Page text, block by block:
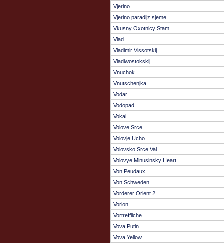
Vjerino
Vjerino paradijz sjeme
Vkusny Oxotnicy Stam
Vlad
Vladimir Vissotskij
Vladiwostokskij
Vnuchok
Vnutschenjka
Vodar
Vodopad
Vokal
Volove Srce
Volovje Ucho
Volovsko Srce Val
Volovye Minusinsky Heart
Von Peudaux
Von Schweden
Vorderer Orient 2
Vorlon
Vortreffliche
Vova Putin
Vova Yellow